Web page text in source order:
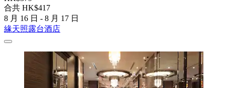
合共 HK$417
8 月 16 日 - 8 月 17 日
緣天照露台酒店